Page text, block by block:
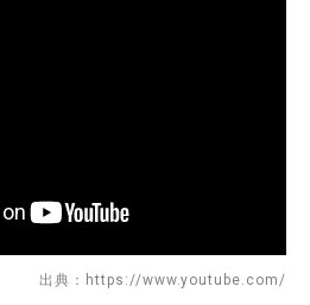
出典：https://www.youtube.com/